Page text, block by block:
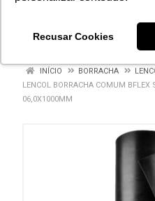
Recusar Cookies
INÍCIO BORRACHA
LENCOL BORRACHA COMUM BFLEX
06,0X1000MM